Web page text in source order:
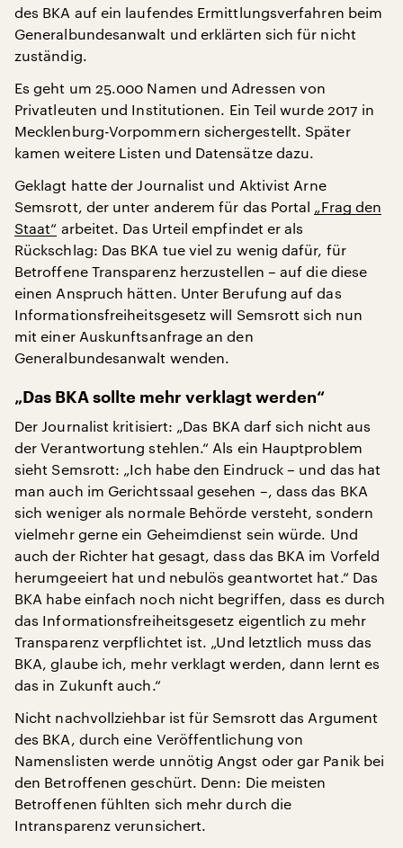
des BKA auf ein laufendes Ermittlungsverfahren beim
Generalbundesanwalt und erklärten sich für nicht
zuständig.
Es geht um 25.000 Namen und Adressen von
Privatleuten und Institutionen. Ein Teil wurde 2017 in
Mecklenburg-Vorpommern sichergestellt. Später
kamen weitere Listen und Datensätze dazu.
Geklagt hatte der Journalist und Aktivist Arne
Semsrott, der unter anderem für das Portal „Frag den
Staat“ arbeitet. Das Urteil empfindet er als
Rückschlag: Das BKA tue viel zu wenig dafür, für
Betroffene Transparenz herzustellen – auf die diese
einen Anspruch hätten. Unter Berufung auf das
Informationsfreiheitsgesetz will Semsrott sich nun
mit einer Auskunftsanfrage an den
Generalbundesanwalt wenden.
„Das BKA sollte mehr verklagt werden“
Der Journalist kritisiert: „Das BKA darf sich nicht aus
der Verantwortung stehlen.“ Als ein Hauptproblem
sieht Semsrott: „Ich habe den Eindruck – und das hat
man auch im Gerichtssaal gesehen –, dass das BKA
sich weniger als normale Behörde versteht, sondern
vielmehr gerne ein Geheimdienst sein würde. Und
auch der Richter hat gesagt, dass das BKA im Vorfeld
herumgeeiert hat und nebulös geantwortet hat.“ Das
BKA habe einfach noch nicht begriffen, dass es durch
das Informationsfreiheitsgesetz eigentlich zu mehr
Transparenz verpflichtet ist. „Und letztlich muss das
BKA, glaube ich, mehr verklagt werden, dann lernt es
das in Zukunft auch.“
Nicht nachvollziehbar ist für Semsrott das Argument
des BKA, durch eine Veröffentlichung von
Namenslisten werde unnötig Angst oder gar Panik bei
den Betroffenen geschürt. Denn: Die meisten
Betroffenen fühlten sich mehr durch die
Intransparenz verunsichert.